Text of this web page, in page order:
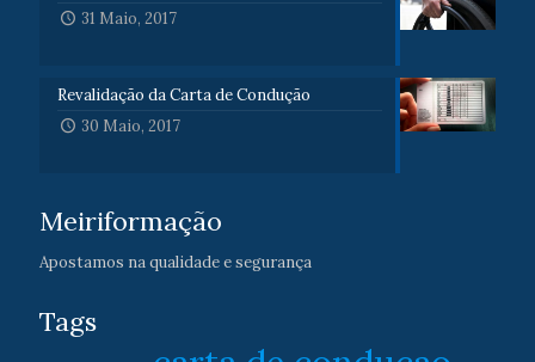
31 Maio, 2017
Revalidação da Carta de Condução
30 Maio, 2017
Meiriformação
Apostamos na qualidade e segurança
Tags